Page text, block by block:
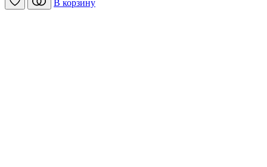
В корзину